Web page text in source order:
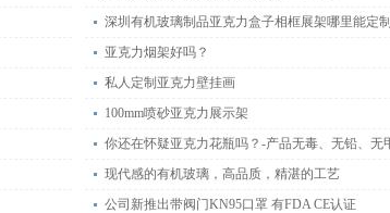
深圳有机玻璃制品亚克力盒子相框展架哪里能定制
亚克力烟架好吗？
私人定制亚克力壁挂画
100mm喷砂亚克力展示架
现代感的有机玻璃，高品质，精湛的工艺
公司新推出带阀门KN95口罩 有FDA CE认证